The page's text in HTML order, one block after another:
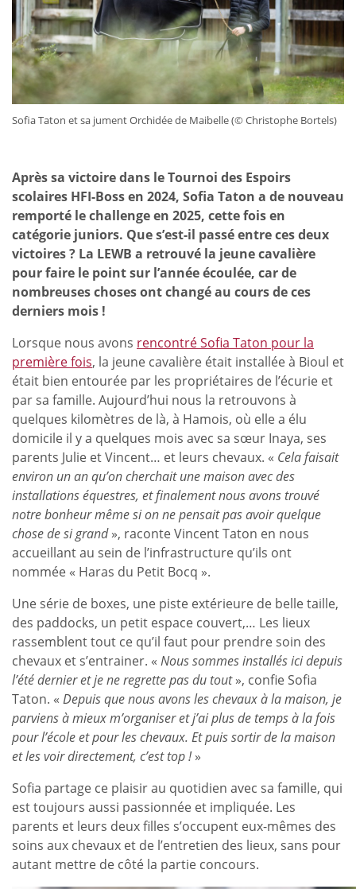
Sofia Taton et sa jument Orchidée de Maibelle (© Christophe Bortels)
Après sa victoire dans le Tournoi des Espoirs
scolaires HFI-Boss en 2024, Sofia Taton a de nouveau
remporté le challenge en 2025, cette fois en
catégorie juniors. Que s’est-il passé entre ces deux
victoires ? La LEWB a retrouvé la jeune cavalière
pour faire le point sur l’année écoulée, car de
nombreuses choses ont changé au cours de ces
derniers mois !
Lorsque nous avons rencontré Sofia Taton pour la
première fois, la jeune cavalière était installée à Bioul et
était bien entourée par les propriétaires de l’écurie et
par sa famille. Aujourd’hui nous la retrouvons à
quelques kilomètres de là, à Hamois, où elle a élu
domicile il y a quelques mois avec sa sœur Inaya, ses
parents Julie et Vincent… et leurs chevaux. « Cela faisait
environ un an qu’on cherchait une maison avec des
installations équestres, et finalement nous avons trouvé
notre bonheur même si on ne pensait pas avoir quelque
chose de si grand», raconte Vincent Taton en nous
accueillant au sein de l’infrastructure qu’ils ont
nommée « Haras du Petit Bocq ».
Une série de boxes, une piste extérieure de belle taille,
des paddocks, un petit espace couvert,… Les lieux
rassemblent tout ce qu’il faut pour prendre soin des
chevaux et s’entrainer. « Nous sommes installés ici depuis
l’été dernier et je ne regrette pas du tout», confie Sofia
Taton. « Depuis que nous avons les chevaux à la maison, je
parviens à mieux m’organiser et j’ai plus de temps à la fois
pour l’école et pour les chevaux. Et puis sortir de la maison
et les voir directement, c’est top !»
Sofia partage ce plaisir au quotidien avec sa famille, qui
est toujours aussi passionnée et impliquée. Les
parents et leurs deux filles s’occupent eux-mêmes des
soins aux chevaux et de l’entretien des lieux, sans pour
autant mettre de côté la partie concours.